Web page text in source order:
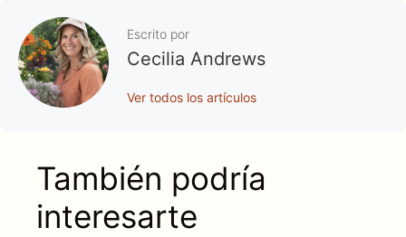
Escrito por
Cecilia Andrews
Ver todos los artículos
También podría
interesarte